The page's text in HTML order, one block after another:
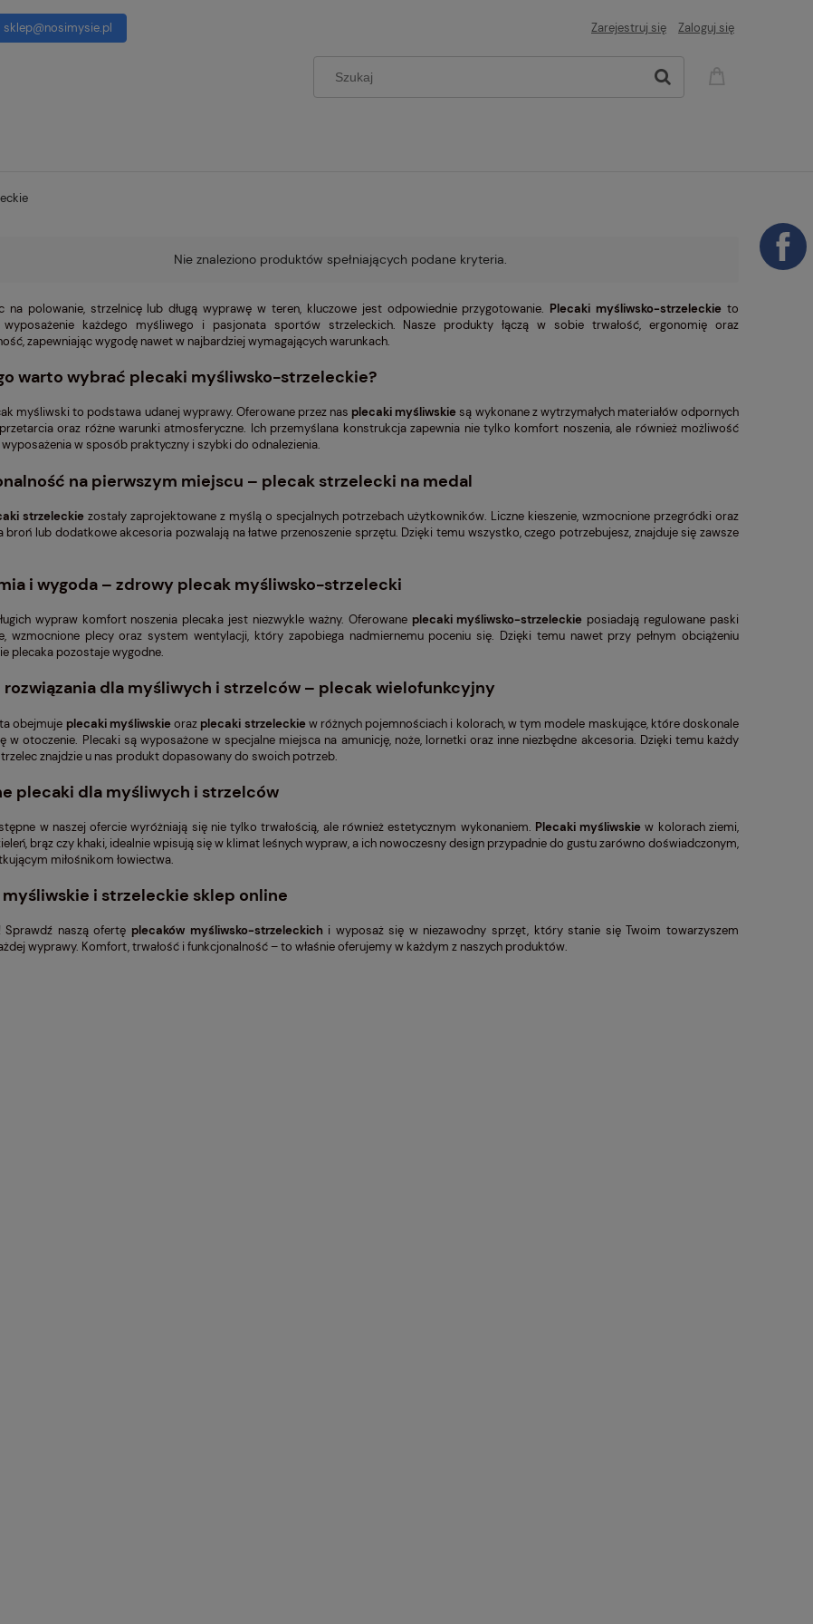
sklep@nosimysie.pl Zarejestruj się Zaloguj się
Nie znaleziono produktów spełniających podane kryteria.
na polowanie, strzelnicę lub długą wyprawę w teren, kluczowe jest odpowiednie przygotowanie. Plecaki myśliwsko-strzeleckie to
wyposażenie każdego myśliwego i pasjonata sportów strzeleckich. Nasze produkty łączą w sobie trwałość, ergonomię oraz
zapewniając wygodę nawet w najbardziej wymagających warunkach.
warto wybrać plecaki myśliwsko-strzeleckie?
myśliwski to podstawa udanej wyprawy. Oferowane przez nas plecaki myśliwskiesą wykonane z wytrzymałych materiałów odpornych
oraz różne warunki atmosferyczne. Ich przemyślana konstrukcja zapewnia nie tylko komfort noszenia, ale również możliwość
w sposób praktyczny i szybki do odnalezienia.
na pierwszym miejscu – plecak strzelecki na medal
strzeleckie zostały zaprojektowane z myślą o specjalnych potrzebach użytkowników. Liczne kieszenie, wzmocnione przegródki oraz
broń lub dodatkowe akcesoria pozwalają na łatwe przenoszenie sprzętu. Dzięki temu wszystko, czego potrzebujesz, znajduje się zawsze
i wygoda – zdrowy plecak myśliwsko-strzelecki
wypraw komfort noszenia plecaka jest niezwykle ważny. Oferowane plecaki myśliwsko-strzeleckie posiadają regulowane paski
wzmocnione plecy oraz system wentylacji, który zapobiega nadmiernemu poceniu się. Dzięki temu nawet przy pełnym obciążeniu
plecaka pozostaje wygodne.
rozwiązania dla myśliwych i strzelców – plecak wielofunkcyjny
obejmuje plecaki myśliwskieoraz plecaki strzeleckiew różnych pojemnościach i kolorach, w tym modele maskujące, które doskonale
w otoczenie. Plecaki są wyposażone w specjalne miejsca na amunicję, noże, lornetki oraz inne niezbędne akcesoria. Dzięki temu każdy
znajdzie u nas produkt dopasowany do swoich potrzeb.
plecaki dla myśliwych i strzelców
w naszej ofercie wyróżniają się nie tylko trwałością, ale również estetycznym wykonaniem. Plecaki myśliwskie w kolorach ziemi,
brąz czy khaki, idealnie wpisują się w klimat leśnych wypraw, a ich nowoczesny design przypadnie do gustu zarówno doświadczonym,
miłośnikom łowiectwa.
myśliwskie i strzeleckie sklep online
Sprawdź naszą ofertę plecaków myśliwsko-strzeleckich i wyposaż się w niezawodny sprzęt, który stanie się Twoim towarzyszem
wyprawy. Komfort, trwałość i funkcjonalność – to właśnie oferujemy w każdym z naszych produktów.